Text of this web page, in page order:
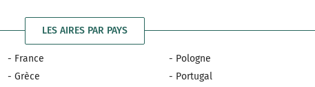
LES AIRES PAR PAYS
- France
- Grèce
- Pologne
- Portugal